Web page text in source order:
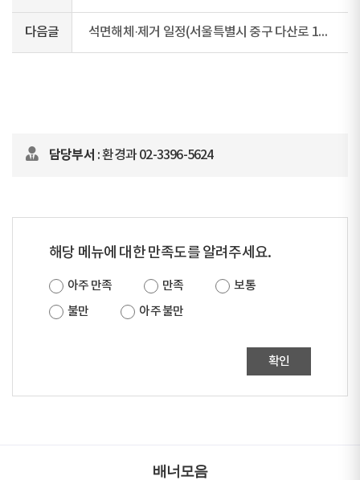
다음글 석면해체·제거 일정(서울특별시 중구 다산로 151)
담당부서 : 환경과 02-3396-5624
해당 메뉴에 대한 만족도를 알려주세요.
아주 만족 만족
보통
불만
아주 불만
확인
배너모음